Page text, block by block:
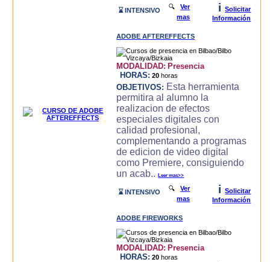
⌛ INTENSIVO 🔍Ver
mas
i
Solicitar
Información
ADOBE AFTEREFFECTS
MODALIDAD: Presencia
HORAS: 20 horas
OBJETIVOS: Esta herramienta
permitira al alumno la
realizacion de efectos
especiales digitales con
calidad profesional,
complementando a programas
de edicion de video digital
como Premiere, consiguiendo
un acab..Leer mas>>
⌛ INTENSIVO 🔍Ver
mas
i
Solicitar
Información
ADOBE FIREWORKS
MODALIDAD: Presencia
HORAS: 20 horas